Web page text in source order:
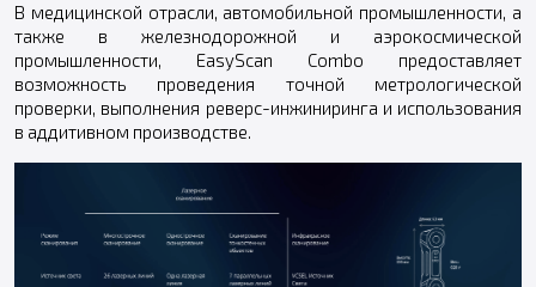
В медицинской отрасли, автомобильной промышленности, а
также в железнодорожной и аэрокосмической
промышленности, EasyScan Combo предоставляет
возможность проведения точной метрологической
проверки, выполнения реверс-инжиниринга и использования
в аддитивном производстве.